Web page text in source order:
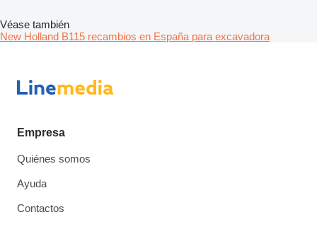
Véase también
New Holland B115 recambios en España para excavadora
Empresa
Quiénes somos
Ayuda
Contactos